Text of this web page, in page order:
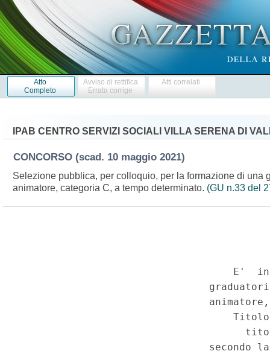
Atto
Completo
Avviso di rettifica
Errata corrige
Atti correlati
IPAB CENTRO SERVIZI SOCIALI VILLA SERENA DI
CONCORSO (scad. 10 maggio 2021)
Selezione pubblica, per colloquio, per la formazione di una
animatore, categoria C, a tempo determinato. (GU n.33 del